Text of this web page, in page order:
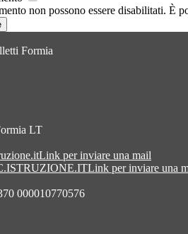
non possono essere disabilitati. È
Formia
LT
Link per inviare una mail
Link per inviare una
000010770576